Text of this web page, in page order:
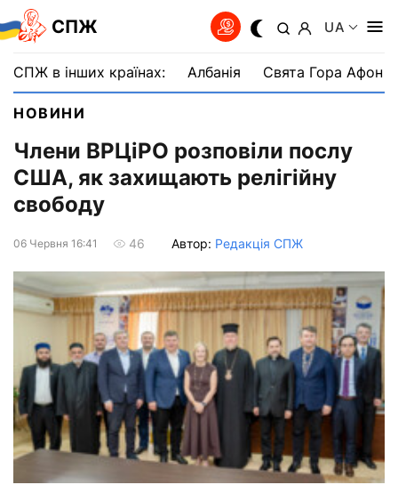
СПЖ UA
СПЖ в інших країнах: Албанія Свята Гора Афон
НОВИНИ
Члени ВРЦіРО розповіли послу
США, як захищають релігійну
свободу
06 Червня 16:41 46 Автор: Редакція СПЖ